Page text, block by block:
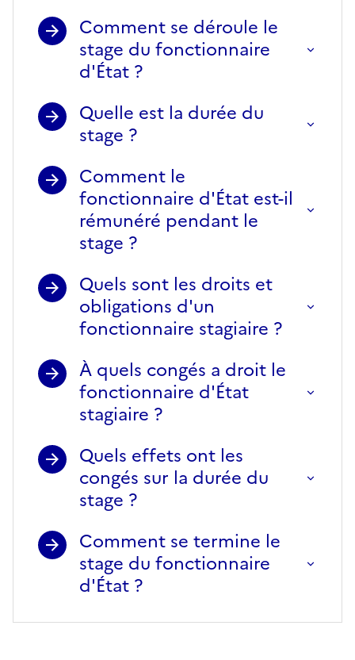
Comment se déroule le
stage du fonctionnaire
d'État ?
Quelle est la durée du
stage ?
Comment le
fonctionnaire d'État est-il
rémunéré pendant le
stage ?
Quels sont les droits et
obligations d'un
fonctionnaire stagiaire ?
À quels congés a droit le
fonctionnaire d'État
stagiaire ?
Quels effets ont les
congés sur la durée du
stage ?
Comment se termine le
stage du fonctionnaire
d'État ?